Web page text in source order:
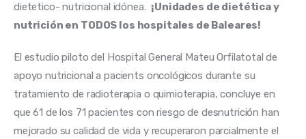
dietetico- nutricional idónea. ¡Unidades de dietética y
nutrición en TODOS los hospitales de Baleares!
El estudio piloto del Hospital General Mateu Orfilatotal de
apoyo nutricional a pacients oncológicos durante su
tratamiento de radioterapia o quimioterapia, concluye en
que 61 de los 71 pacientes con riesgo de desnutrición han
mejorado su calidad de vida y recuperaron parcialmente el